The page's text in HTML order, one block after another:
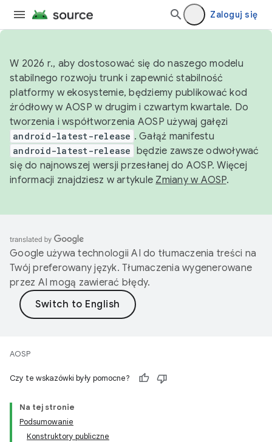
Zaloguj się
W 2026 r., aby dostosować się do naszego modelu
stabilnego rozwoju trunk i zapewnić stabilność
platformy w ekosystemie, będziemy publikować kod
źródłowy w AOSP w drugim i czwartym kwartale. Do
tworzenia i współtworzenia AOSP używaj gałęzi
android-latest-release . Gałąź manifestu
android-latest-release będzie zawsze odwoływać
się do najnowszej wersji przesłanej do AOSP. Więcej
informacji znajdziesz w artykule Zmiany w AOSP.
Google używa technologii AI do tłumaczenia treści na
Twój preferowany język. Tłumaczenia wygenerowane
przez AI mogą zawierać błędy.
AOSP
Czy te wskazówki były pomocne?
Na tej stronie
Podsumowanie
Konstruktory publiczne